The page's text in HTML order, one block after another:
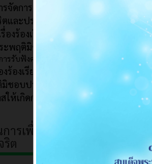
ดการเรื่องร้อง
ตและประพฤติมิชอบ
งร้องเรียนการ
พฤติมิชอบ
ารรับฟังความคิดเห็น
ร้องเรียนการทุจริต
ชอบประจำปี
ให้เกิดการมีส่วนร่วม
ารเพื่อป้องกัน
ริต